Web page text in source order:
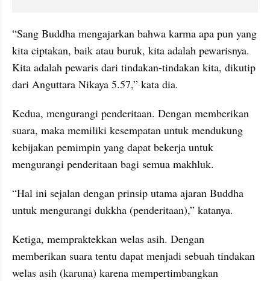
“Sang Buddha mengajarkan bahwa karma apa pun yang
kita ciptakan, baik atau buruk, kita adalah pewarisnya.
Kita adalah pewaris dari tindakan-tindakan kita, dikutip
dari Anguttara Nikaya 5.57,” kata dia.
Kedua, mengurangi penderitaan. Dengan memberikan
suara, maka memiliki kesempatan untuk mendukung
kebijakan pemimpin yang dapat bekerja untuk
mengurangi penderitaan bagi semua makhluk.
“Hal ini sejalan dengan prinsip utama ajaran Buddha
untuk mengurangi dukkha (penderitaan),” katanya.
Ketiga, mempraktekkan welas asih. Dengan
memberikan suara tentu dapat menjadi sebuah tindakan
welas asih (karuna) karena mempertimbangkan